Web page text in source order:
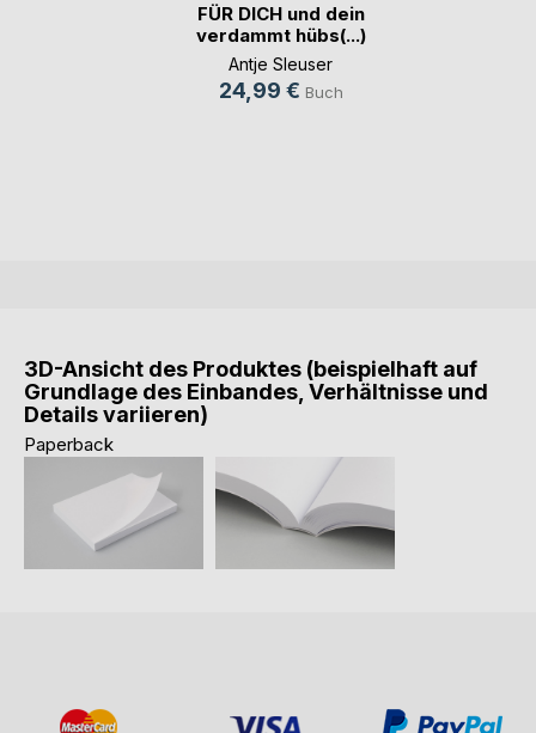
FÜR DICH und dein
verdammt hübs(...)
Antje Sleuser
24,99 € Buch
3D-Ansicht des Produktes (beispielhaft auf
Grundlage des Einbandes, Verhältnisse und
Details variieren)
Paperback